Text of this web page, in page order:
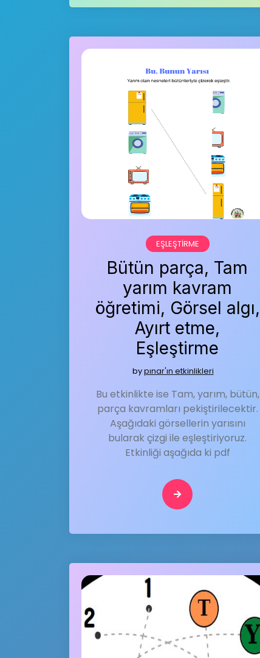
EŞLEŞTIRME
Bütün parça, Tam
yarım kavram
öğretimi, Görsel algı,
Ayırt etme,
Eşleştirme
bypınar'ın etkinlikleri
Bu etkinlikte ise Tam, yarım, bütün,
parça kavramları pekiştirilecektir.
Aşağıdaki görsellerin yarısını
bularak çizgi ile eşleştiriyoruz.
Etkinliği aşağıda ki pdf